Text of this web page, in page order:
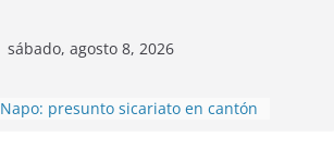
sábado, agosto 8, 2026
Napo: presunto sicariato en cantón